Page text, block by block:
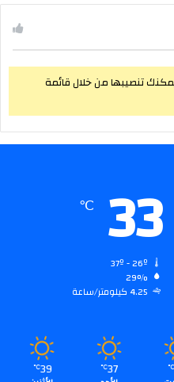
تنصيبها من خلال قائمة
33
℃
29%
4.25 كيلومتر/ساعة
℃
37
℃
39
℃